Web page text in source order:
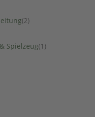
(2)
Spielzeug(1 )